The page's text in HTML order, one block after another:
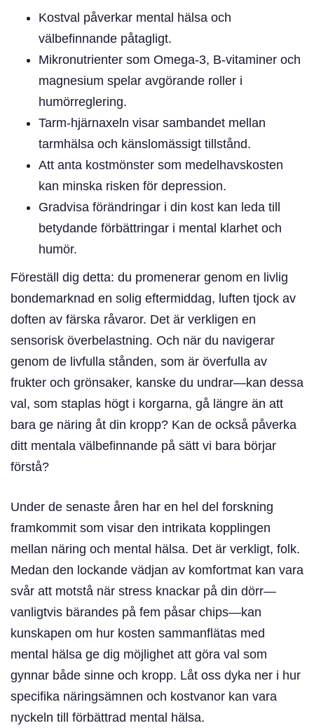
Kostval påverkar mental hälsa och
välbefinnande påtagligt.
Mikronutrienter som Omega-3, B-vitaminer och
magnesium spelar avgörande roller i
humörreglering.
Tarm-hjärnaxeln visar sambandet mellan
tarmhälsa och känslomässigt tillstånd.
Att anta kostmönster som medelhavskosten
kan minska risken för depression.
Gradvisa förändringar i din kost kan leda till
betydande förbättringar i mental klarhet och
humör.
Föreställ dig detta: du promenerar genom en livlig
bondemarknad en solig eftermiddag, luften tjock av
doften av färska råvaror. Det är verkligen en
sensorisk överbelastning. Och när du navigerar
genom de livfulla stånden, som är överfulla av
frukter och grönsaker, kanske du undrar—kan dessa
val, som staplas högt i korgarna, gå längre än att
bara ge näring åt din kropp? Kan de också påverka
ditt mentala välbefinnande på sätt vi bara börjar
förstå?
Under de senaste åren har en hel del forskning
framkommit som visar den intrikata kopplingen
mellan näring och mental hälsa. Det är verkligt, folk.
Medan den lockande vädjan av komfortmat kan vara
svår att motstå när stress knackar på din dörr—
vanligtvis bärandes på fem påsar chips—kan
kunskapen om hur kosten sammanflätas med
mental hälsa ge dig möjlighet att göra val som
gynnar både sinne och kropp. Låt oss dyka ner i hur
specifika näringsämnen och kostvanor kan vara
nyckeln till förbättrad mental hälsa.